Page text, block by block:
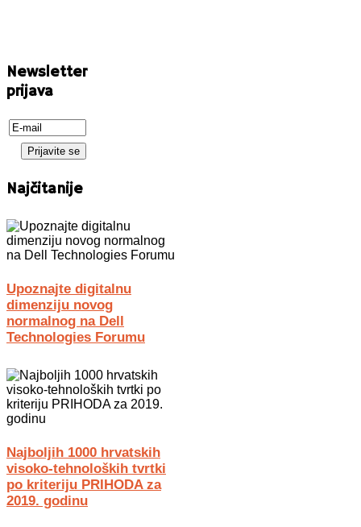
Newsletter
prijava
Najčitanije
Upoznajte digitalnu
dimenziju novog
normalnog na Dell
Technologies Forumu
Najboljih 1000 hrvatskih
visoko-tehnoloških tvrtki
po kriteriju PRIHODA za
2019. godinu